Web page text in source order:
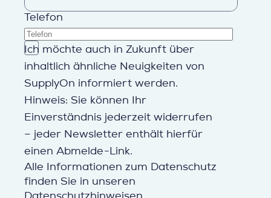
Telefon
Ich möchte auch in Zukunft über
inhaltlich ähnliche Neuigkeiten von
SupplyOn informiert werden.
Hinweis: Sie können Ihr
Einverständnis jederzeit widerrufen
– jeder Newsletter enthält hierfür
einen Abmelde-Link.
Alle Informationen zum Datenschutz
finden Sie in unseren